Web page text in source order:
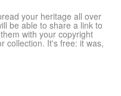
your heritage all over
be able to share a link to
with your copyright
collection. It's free: it was,